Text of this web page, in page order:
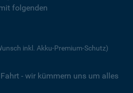
folgenden
inkl. Akku-Premium-Schutz)
- wir kümmern uns um alles